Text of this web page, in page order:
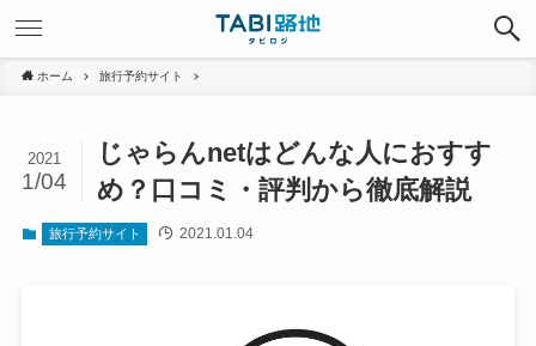
ホーム 旅行予約サイト
じゃらんnetはどんな人におすす
め？口コミ・評判から徹底解説
2021
1/04
旅行予約サイト 2021.01.04